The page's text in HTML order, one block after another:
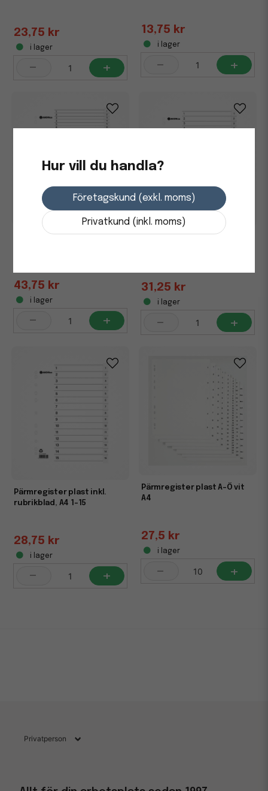
23,75 kr
i lager
- +
13,75 kr
i lager
- +
Pärmregister plast inkl.
43,75 kr
i lager
- +
31,25 kr
i lager
- +
Pärmregister plast inkl.
rubrikblad, A4 1-15
28,75 kr
i lager
- +
Pärmregister plast A-Ö vit
A4
27,5 kr
i lager
- +
Hur vill du handla?
Företagskund (exkl. moms)
Privatkund (inkl. moms)